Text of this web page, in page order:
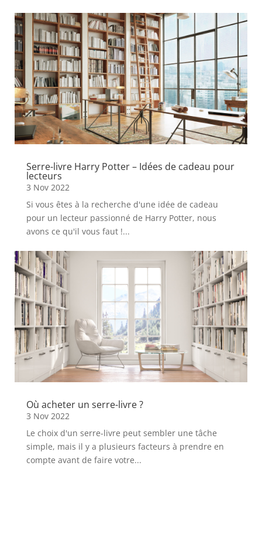
Serre-livre Harry Potter – Idées de cadeau pour
lecteurs
3 Nov 2022
Si vous êtes à la recherche d'une idée de cadeau
pour un lecteur passionné de Harry Potter, nous
avons ce qu'il vous faut !...
Où acheter un serre-livre ?
3 Nov 2022
Le choix d'un serre-livre peut sembler une tâche
simple, mais il y a plusieurs facteurs à prendre en
compte avant de faire votre...